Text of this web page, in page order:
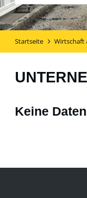
Startseite Wirtschaft
Keine